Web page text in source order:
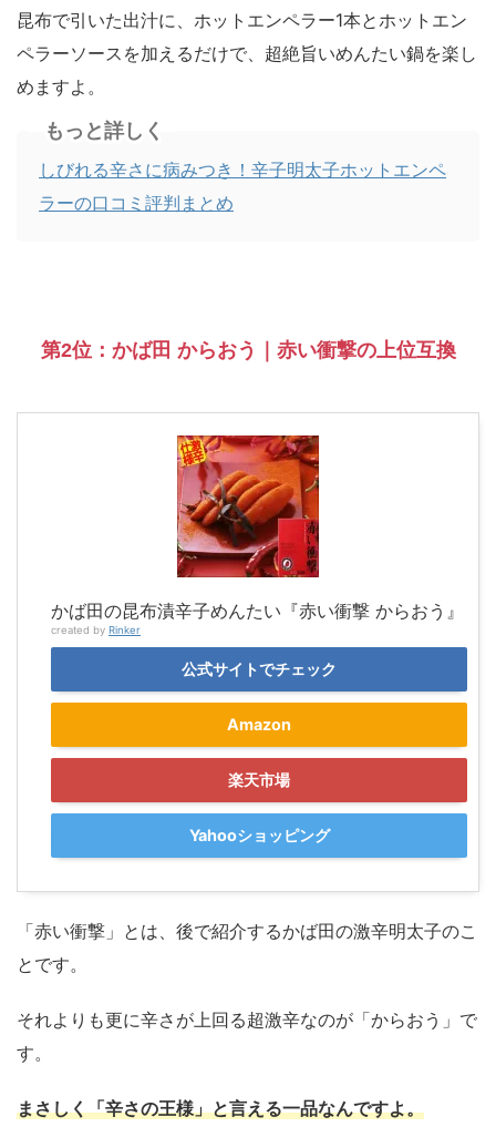
昆布で引いた出汁に、ホットエンペラー1本とホットエン
ペラーソースを加えるだけで、超絶旨いめんたい鍋を楽し
めますよ。
もっと詳しく
しびれる辛さに病みつき！辛子明太子ホットエンペ
ラーの口コミ評判まとめ
第2位：かば田 からおう｜赤い衝撃の上位互換
かば田の昆布漬辛子めんたい『赤い衝撃 からおう』
created by Rinker
公式サイトでチェック
Amazon
楽天市場
Yahooショッピング
「赤い衝撃」とは、後で紹介するかば田の激辛明太子のこ
とです。
それよりも更に辛さが上回る超激辛なのが「からおう」で
す。
まさしく「辛さの王様」と言える一品なんですよ。